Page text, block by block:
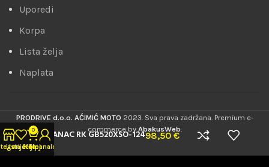
Uporedi
Korpa
Lista želja
Naplata
PRODRIVE d.o.o. AĆIMIĆ MOTO 2023. Sva prava zadržana. Premium e-
commerce by AbakusWeb
LANAC RK GB520XSO-12498,50€
Lista želja
0
Korpa
Moj nalog